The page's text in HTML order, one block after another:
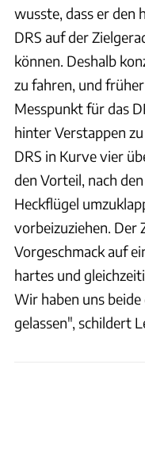
wusste, dass er den
DRS auf der
können. Deshalb
zu fahren, und
Messpunkt für das
hinter Verstappen
DRS in Kurve vier
den Vorteil, nach
Heckflügel
vorbeizuziehen. Der
Vorgeschmack auf
hartes und
Wir haben uns
gelassen", schildert